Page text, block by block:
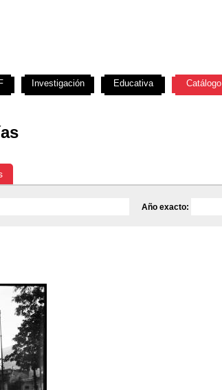
Año exacto:
Investigación Educativa Catálogo